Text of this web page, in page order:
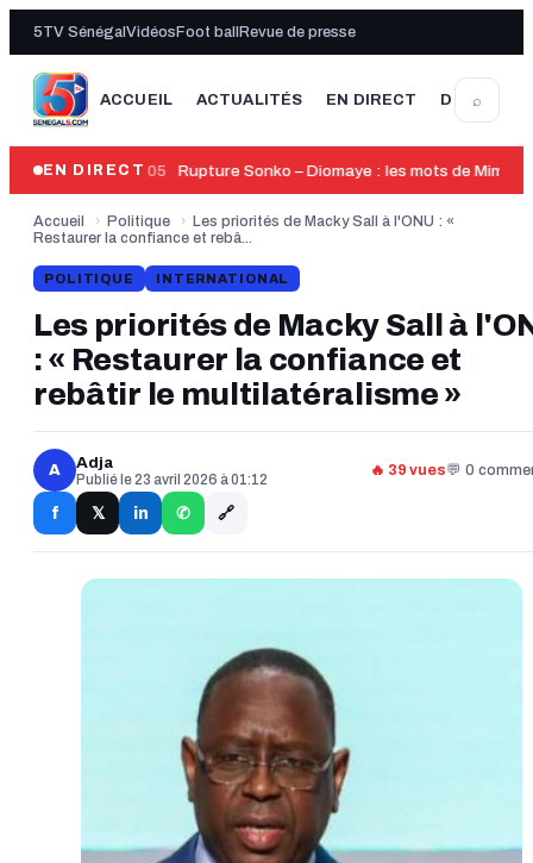
5TV Sénégal Vidéos Foot ball Revue de presse
ACCUEIL ACTUALITÉS EN DIRECT DERNIÈRE
⌕
EN DIRECT14:05 Rupture Sonko – Diomaye : les mots de Mimi
Accueil › Politique › Les priorités de Macky Sall à l'ONU : «
Restaurer la confiance et rebâ...
POLITIQUE INTERNATIONAL
Les priorités de Macky Sall à
: « Restaurer la confiance et
rebâtir le multilatéralisme »
A Adja
Publié le 23 avril 2026 à 01:12
🔥 39 vues💬 0
f 𝕏 in ✆ 🔗